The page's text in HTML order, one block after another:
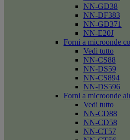
NN-GD38
NN-DF383
NN-GD371
NN-E20J
Forni a microonde
Vedi tutto
NN-CS88
NN-DS59
NN-CS894
NN-DS596
Forni a microonde
Vedi tutto
NN-CD88
NN-CD58
NN-CT57